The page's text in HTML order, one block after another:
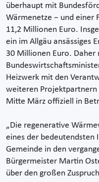
überhaupt mit
Wärmenetze − und einer
11,2 Millionen Euro.
ein im Allgäu ansässiges
30 Millionen Euro. Daher
Heizwerk mit den
weiteren Projektpartnern
Mitte März offiziell in
„Die regenerative
eines der
Gemeinde in den
Bürgermeister Martin
über den großen